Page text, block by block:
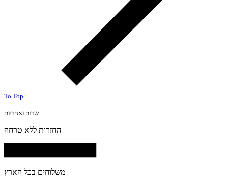
To Top
שרות ואחריות
החזרות ללא טרחה
משלוחים בכל הארץ